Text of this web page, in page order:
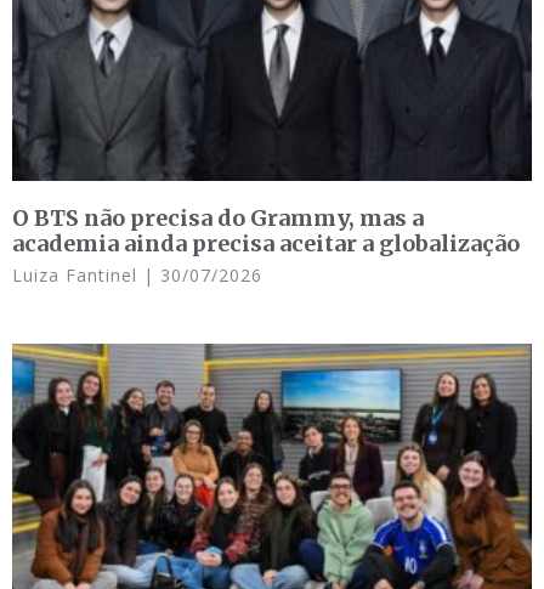
O BTS não precisa do Grammy, mas a
academia ainda precisa aceitar a globalização
Luiza Fantinel 30/07/2026